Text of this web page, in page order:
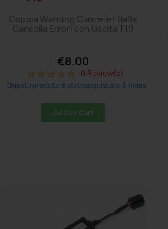
Coppia Warning Canceller Ba9s
Cancella Errori con Uscita T10
€8.00
star_border star_border star_border star_border star_border 0 Review(s)
Questo prodotto è stato acquistato: 8 times
Add to Cart